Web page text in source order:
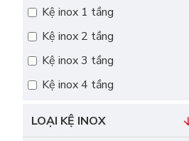
Giá phơi khăn
Giá phơi quần áo
Kệ inox 1 tầng
Kệ inox 2 tầng
Kệ inox 3 tầng
Kệ inox 4 tầng
LOẠI KỆ INOX